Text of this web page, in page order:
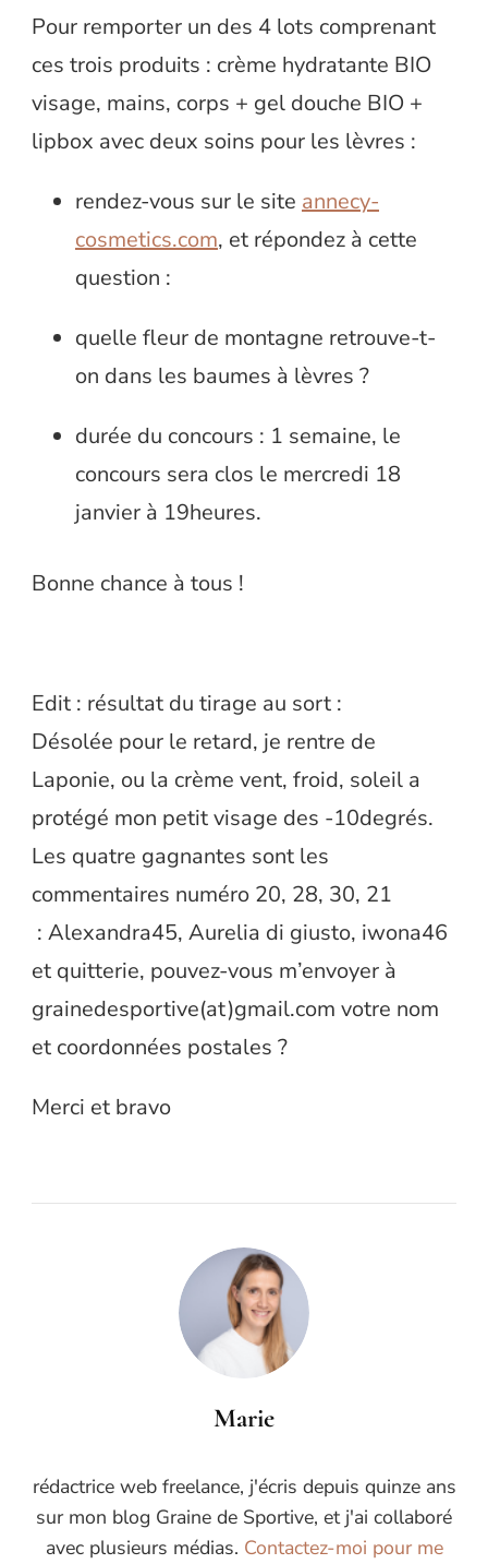
Pour remporter un des 4 lots comprenant
ces trois produits : crème hydratante BIO
visage, mains, corps + gel douche BIO +
lipbox avec deux soins pour les lèvres :
rendez-vous sur le site annecy-
cosmetics.com, et répondez à cette
question :
quelle fleur de montagne retrouve-t-
on dans les baumes à lèvres ?
durée du concours : 1 semaine, le
concours sera clos le mercredi 18
janvier à 19heures.
Bonne chance à tous !
Edit : résultat du tirage au sort :
Désolée pour le retard, je rentre de
Laponie, ou la crème vent, froid, soleil a
protégé mon petit visage des -10degrés.
Les quatre gagnantes sont les
commentaires numéro 20, 28, 30, 21
: Alexandra45, Aurelia di giusto, iwona46
et quitterie, pouvez-vous m’envoyer à
grainedesportive(at)gmail.com votre nom
et coordonnées postales ?
Merci et bravo
Marie
rédactrice web freelance, j'écris depuis quinze ans
sur mon blog Graine de Sportive, et j'ai collaboré
avec plusieurs médias. Contactez-moi pour me